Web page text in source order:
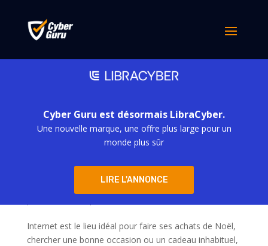
Cyber Guru est désormais LibraCyber.
Une nouvelle marque, une offre plus large pour un
monde plus sûr
LIRE L'ANNONCE
Carte virtuelle #20 – Pour un Noël résolument
Internet est le lieu idéal pour faire ses achats de Noël,
chercher une bonne occasion ou un cadeau inhabituel,